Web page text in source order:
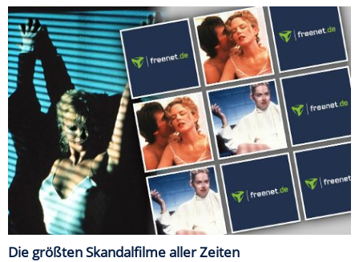
Die größten Skandalfilme aller Zeiten